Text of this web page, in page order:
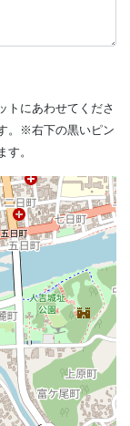
トにあわせてくださ
。※右下の黒いピン
。